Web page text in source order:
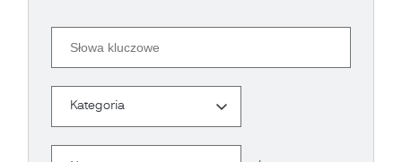
Kategoria